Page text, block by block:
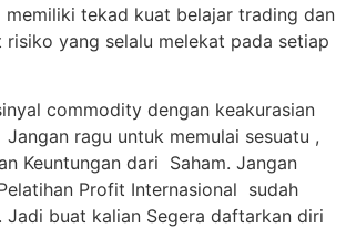
memiliki tekad kuat belajar trading dan
risiko yang selalu melekat pada setiap
commodity dengan keakurasian
ragu untuk memulai sesuatu ,
Keuntungan dari Saham. Jangan
Profit Internasional sudah
Jadi buat kalian Segera daftarkan diri